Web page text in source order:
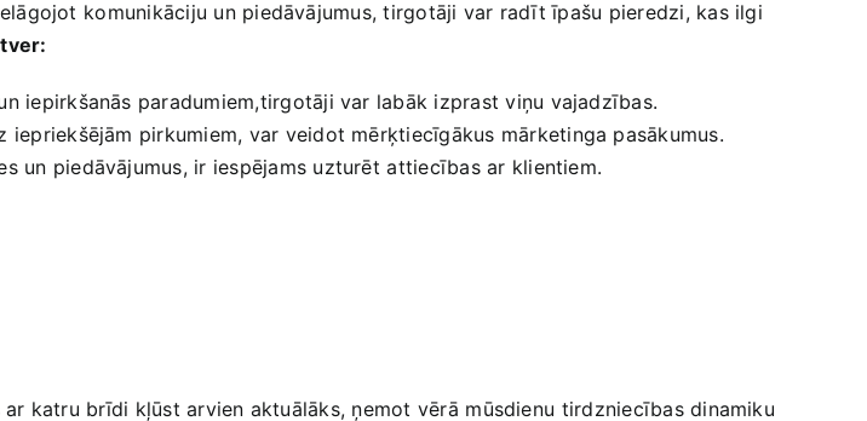
komunikāciju un piedāvājumus, tirgotāji ‍var radīt īpašu ‌pieredzi, kas ilgi
iepirkšanās paradumiem,tirgotāji var labāk izprast ​viņu vajadzības.
iepriekšējām pirkumiem, var veidot mērķtiecīgākus mārketinga pasākumus.
un‌ piedāvājumus, ir iespējams uzturēt ⁢attiecības ‌ar klientiem.
katru brīdi kļūst arvien aktuālāks, ņemot vērā⁢ mūsdienu ⁣tirdzniecības dinamiku